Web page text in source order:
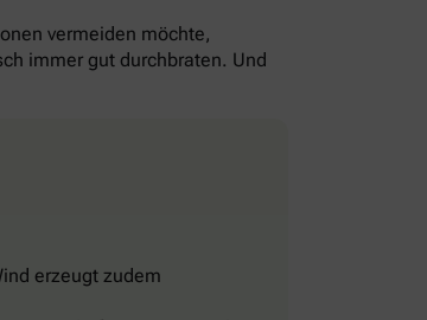
vermeiden möchte,
immer gut durchbraten. Und
erzeugt zudem